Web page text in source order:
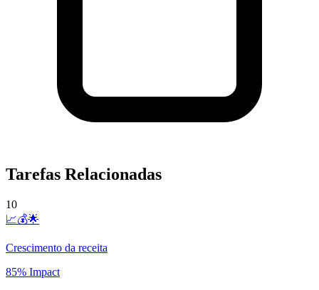
Tarefas Relacionadas
10
📈💰🌟
Crescimento da receita
85% Impact